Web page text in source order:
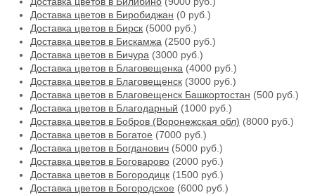
Доставка цветов в Биробиджан (0 руб.)
Доставка цветов в Бирск (5000 руб.)
Доставка цветов в Бискамжа (2500 руб.)
Доставка цветов в Бичура (3000 руб.)
Доставка цветов в Благовещенка (4000 руб.)
Доставка цветов в Благовещенск (3000 руб.)
Доставка цветов в Благовещенск Башкортостан (500 руб.)
Доставка цветов в Благодарный (1000 руб.)
Доставка цветов в Бобров (Воронежская обл) (8000 руб.)
Доставка цветов в Богатое (7000 руб.)
Доставка цветов в Богданович (5000 руб.)
Доставка цветов в Боговарово (2000 руб.)
Доставка цветов в Богородицк (1500 руб.)
Доставка цветов в Богородское (6000 руб.)